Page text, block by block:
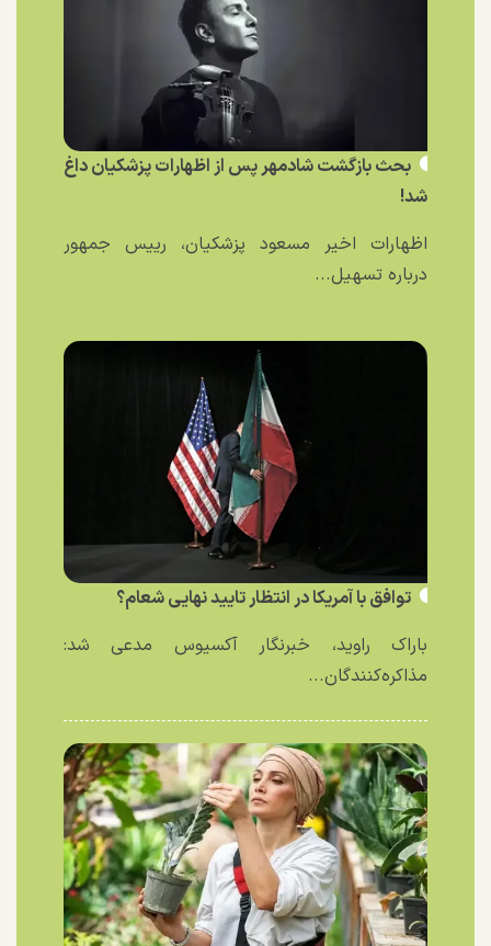
بحث بازگشت شادمهر پس از اظهارات پزشکیان داغ
شد!
اظهارات اخیر مسعود پزشکیان، رییس جمهور
درباره تسهیل...
توافق با آمریکا در انتظار تایید نهایی شعام؟
باراک راوید، خبرنگار آکسیوس مدعی شد:
مذاکره‌کنندگان...